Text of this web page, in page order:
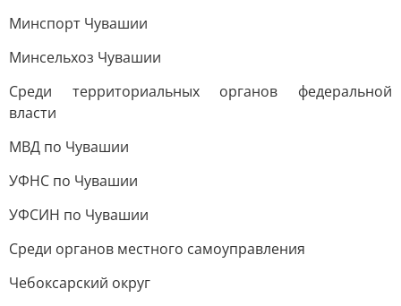
Минспорт Чувашии
Минсельхоз Чувашии
Среди территориальных органов федеральной
власти
МВД по Чувашии
УФНС по Чувашии
УФСИН по Чувашии
Среди органов местного самоуправления
Чебоксарский округ